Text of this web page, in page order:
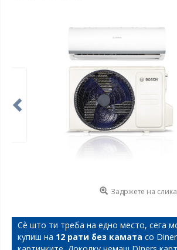
Задржете на
Сѐ што ти треба на едно место, сега
купиш на 12 рати без камата со